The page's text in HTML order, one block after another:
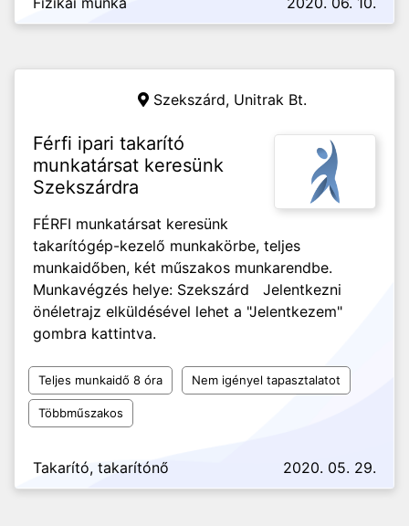
Szekszárd, Unitrak Bt.
Férfi ipari takarító
munkatársat keresünk
Szekszárdra
FÉRFI munkatársat keresünk
takarítógép-kezelő munkakörbe, teljes
munkaidőben, két műszakos munkarendbe.
Munkavégzés helye: Szekszárd Jelentkezni
önéletrajz elküldésével lehet a "Jelentkezem"
gombra kattintva.
Teljes munkaidő 8 óra Nem igényel tapasztalatot
Többműszakos
Takarító, takarítónő 2020. 05. 29.